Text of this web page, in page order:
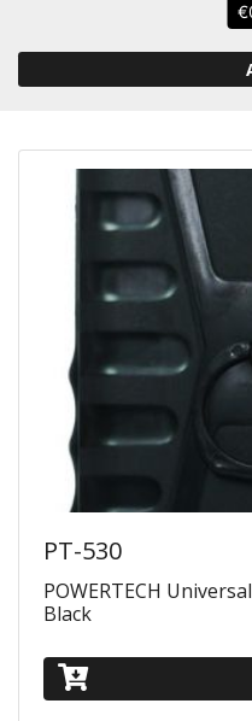
PT-530
POWERTECH
Black